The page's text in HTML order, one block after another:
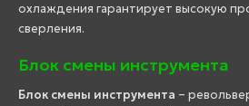
охлаждения гарантирует высокую
сверления.
Блок смены инструмента
Блок смены инструмента –